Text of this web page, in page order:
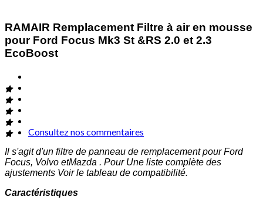
RAMAIR Remplacement Filtre à air en mousse
pour Ford Focus Mk3 St &RS 2.0 et 2.3
EcoBoost
Consultez nos commentaires
Il s'agit d'un filtre de panneau de remplacement pour Ford
Focus, Volvo etMazda . Pour Une liste complète des
ajustements Voir le tableau de compatibilité.
Caractéristiques